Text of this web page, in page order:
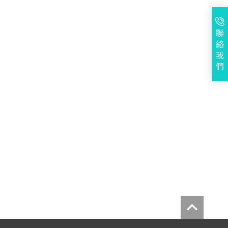
聯
絡
我
們